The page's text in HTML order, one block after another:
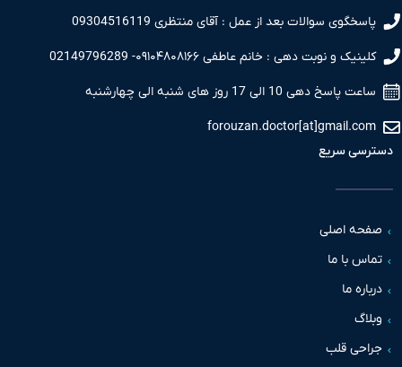
پاسخگوی سوالات بعد از عمل : آقای منتظری 09304516119
کلینیک و نوبت دهی : خانم عاطفی ۰۹۱۰۴۸۰۸۱۶۶- 02149796289
ساعت پاسخ دهی 10 الی 17 روز های شنبه الی چهارشنبه
forouzan.doctor[at]gmail.com
دسترسی سریع
صفحه اصلی
تماس با ما
درباره ما
وبلاگ
جراحی قلب